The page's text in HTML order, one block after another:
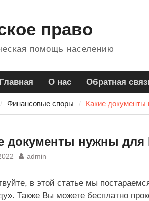
право
помощь населению
Главная О нас Обратная
Финансовые споры Какие
документы нужны для
admin
в этой статье мы
Также Вы можете бесплатно